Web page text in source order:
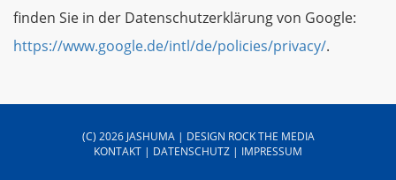
finden Sie in der Datenschutzerklärung von Google:
https://www.google.de/intl/de/policies/privacy/.
(C) 2026 JASHUMA | DESIGN ROCK THE MEDIA
KONTAKT | DATENSCHUTZ | IMPRESSUM